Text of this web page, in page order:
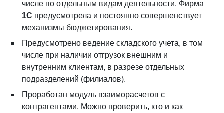
числе по отдельным видам деятельности. Фирма
1С предусмотрела и постоянно совершенствует
механизмы бюджетирования.
Предусмотрено ведение складского учета, в том
числе при наличии отгрузок внешним и
внутренним клиентам, в разрезе отдельных
подразделений (филиалов).
Проработан модуль взаиморасчетов с
контрагентами. Можно проверить, кто и как